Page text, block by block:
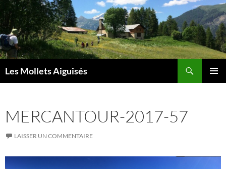
Aller
au
contenu
Les Mollets Aiguisés
MERCANTOUR-2017-57
LAISSER UN COMMENTAIRE